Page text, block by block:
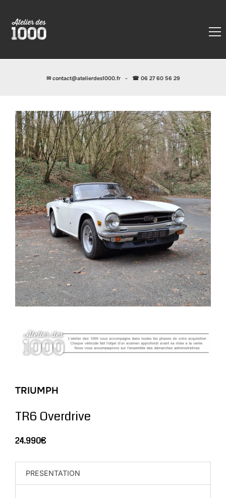
✉ contact@atelierdes1000.fr- ☎ 06 27 60 56 29
TRIUMPH
TR6 Overdrive
24.990€
PRESENTATION